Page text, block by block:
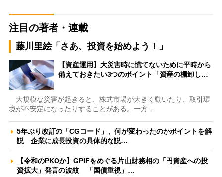
注目の著者・連載
藤川里絵「さあ、投資を始めよう！」
【資産運用】大災害時に慌てないために平時から
備えておきたい3つのポイント「資産の棚卸し…
大規模な災害が起きると、株式市場が大きく動いたり、取引環
境が不安定になったりすることがある。一方…
5年ぶり改訂の「CGコード」、何が変わったのかポイントを解
説 企業に成長投資の具体的な説…
【令和のPKOか】GPIFをめぐる片山財務相の「円資産への投
資拡大」発言の波紋 「国債重視」…